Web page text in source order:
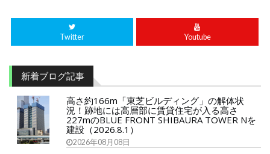
Twitter Youtube
新着ブログ記事
高さ約166m「東芝ビルディング」の解体状
況！跡地には高層部に賃貸住宅が入る高さ
227mのBLUE FRONT SHIBAURA TOWER Nを
建設（2026.8.1）
2026年08月08日